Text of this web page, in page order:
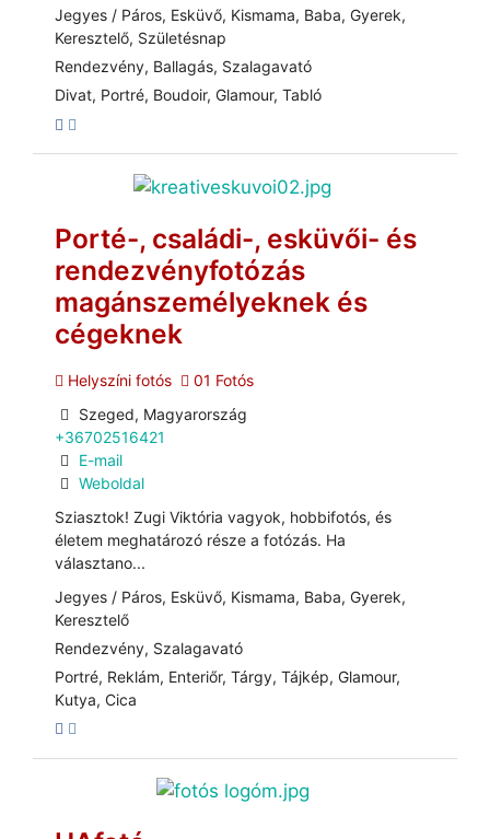
Jegyes / Páros, Esküvő, Kismama, Baba, Gyerek,
Keresztelő, Születésnap
Rendezvény, Ballagás, Szalagavató
Divat, Portré, Boudoir, Glamour, Tabló
Porté-, családi-, esküvői- és
rendezvényfotózás
magánszemélyeknek és
cégeknek
Helyszíni fotós
01 Fotós
Szeged, Magyarország
+36702516421
E-mail
Weboldal
Sziasztok! Zugi Viktória vagyok, hobbifotós, és
életem meghatározó része a fotózás. Ha
választano...
Jegyes / Páros, Esküvő, Kismama, Baba, Gyerek,
Keresztelő
Rendezvény, Szalagavató
Portré, Reklám, Enteriőr, Tárgy, Tájkép, Glamour,
Kutya, Cica